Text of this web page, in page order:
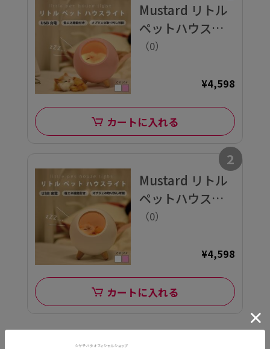
Mustard リトル
ペットハウスラ
イト PK インテリ
（0）
¥4,598
カートに入れる
2
Mustard リトル
ペットハウスラ
イト WH
（0）
¥4,598
カートに入れる